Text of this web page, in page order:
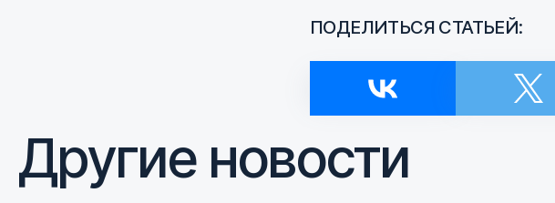
ПОДЕЛИТЬСЯ СТАТЬЕЙ:
Другие новости